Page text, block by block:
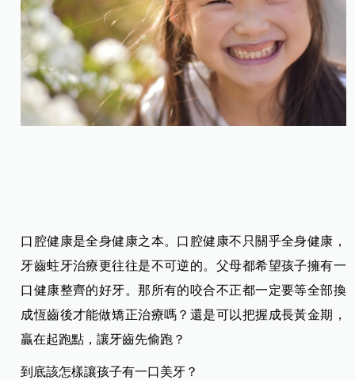
口腔健康是全身健康之本。口腔健康不只關乎全身健康，
牙齒蛀牙治療更往往是不可逆的。父母都希望孩子擁有一
口健康整齊的好牙。那所有的咬合不正都一定要等全部換
成恆齒後才能做矯正治療嗎？還是可以把握成長黃金期，
贏在起跑點，讓牙齒先偷跑？
到底該怎樣讓孩子有一口美牙？